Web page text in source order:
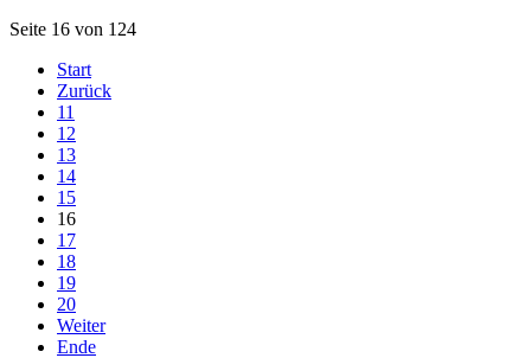
Seite 16 von 124
Start
Zurück
11
12
13
14
15
16
17
18
19
20
Weiter
Ende